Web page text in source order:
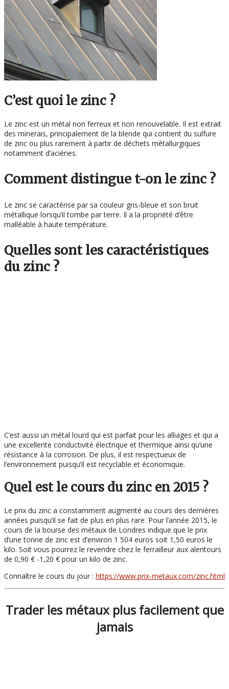
C’est quoi le zinc ?
Le zinc est un métal non ferreux et non renouvelable. Il est extrait
des minerais, principalement de la blende qui contient du sulfure
de zinc ou plus rarement à partir de déchets métallurgiques
notamment d’aciéries.
Comment distingue t-on le zinc ?
Le zinc se caractérise par sa couleur gris-bleue et son bruit
métallique lorsqu’il tombe par terre. Il a la propriété d’être
malléable à haute température.
Quelles sont les caractéristiques
du zinc ?
C’est aussi un métal lourd qui est parfait pour les alliages et qui a
une excellente conductivité électrique et thermique ainsi qu’une
résistance à la corrosion. De plus, il est respectueux de
l’environnement puisqu’il est recyclable et économique.
Quel est le cours du zinc en 2015 ?
Le prix du zinc a constamment augmenté au cours des dernières
années puisqu’il se fait de plus en plus rare. Pour l’année 2015, le
cours de la bourse des métaux de Londres indique que le prix
d’une tonne de zinc est d’environ 1 504 euros soit 1,50 euros le
kilo. Soit vous pourrez le revendre chez le ferrailleur aux alentours
de 0,90 € -1,20 € pour un kilo de zinc.
Connaître le cours du jour : https://www.prix-metaux.com/zinc.html
Trader les métaux plus facilement que
jamais